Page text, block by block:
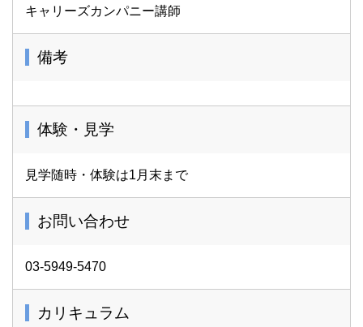
キャリーズカンパニー講師
備考
体験・見学
見学随時・体験は1月末まで
お問い合わせ
03-5949-5470
カリキュラム